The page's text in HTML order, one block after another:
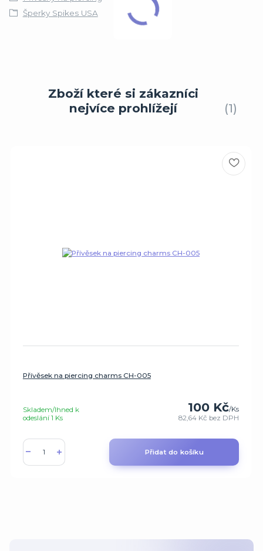
Šperky Spikes USA
Zboží které si zákazníci
nejvíce prohlížejí
1
Přívěsek na piercing charms CH-005
100 Kč/Ks
82,64 Kč bez DPH
Skladem/Ihned k
odeslání 1 Ks
Přidat do košíku